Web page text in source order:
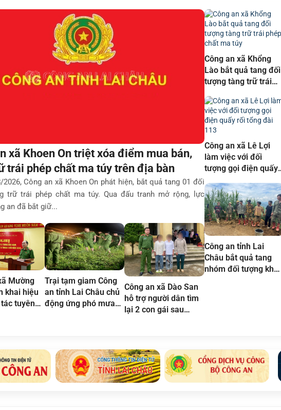
Công an xã Khổng
Lào bắt quả tang đối
tượng tàng trữ trái
Công an xã Lê Lợi
làm việc với đối
tượng gọi điện quấy
Công an tỉnh Lai
Châu bắt quả tang
nhóm đối tượng khai
xã Khoen On triệt xóa điểm mua bán,
trái phép chất ma túy trên địa bàn
2026, Công an xã Khoen On phát hiện, bắt quả tang 01 đối
trữ trái phép chất ma túy. Qua đấu tranh mở rộng, lực
an đã bắt giữ...
Mường
khai hiệu
tuyên
Trại tạm giam Công
an tỉnh Lai Châu chủ
động ứng phó mưa
Công an xã Dào San
hỗ trợ người dân tìm
lại 2 con gái sau